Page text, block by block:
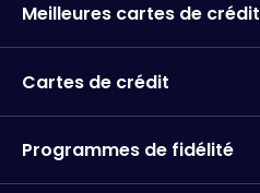
Meilleures cartes de crédit
Cartes de crédit
Programmes de fidélité